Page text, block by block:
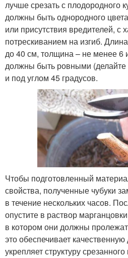
лучше срезать с плодородного
должны быть однородного
или присутствия вредителей, с
потрескиванием на изгиб.
до 40 см, толщина – не менее
должны быть ровными (делайте
и под углом 45 градусов.
Чтобы подготовленный
свойства, полученные чубуки
в течение нескольких часов.
опустите в раствор
в котором они должны
это обеспечивает
укрепляет структуру срезанного